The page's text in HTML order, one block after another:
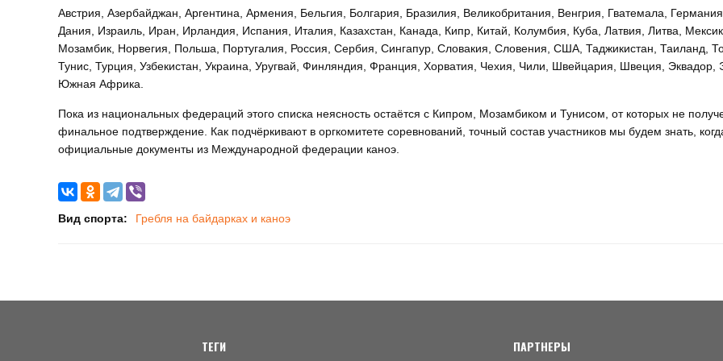
Австрия, Азербайджан, Аргентина, Армения, Бельгия, Болгария, Бразилия, Великобритания, Венгрия, Гватемала,
Дания, Израиль, Иран, Ирландия, Испания, Италия, Казахстан, Канада, Кипр, Китай, Колумбия, Куба, Латвия, Литва,
Мозамбик, Норвегия, Польша, Португалия, Россия, Сербия, Сингапур, Словакия, Словения, США, Таджикистан, Таиланд,
Тунис, Турция, Узбекистан, Украина, Уругвай, Финляндия, Франция, Хорватия, Чехия, Чили, Швейцария, Швеция, Эквадор,
Южная Африка.
Пока из национальных федераций этого списка неясность остаётся с Кипром, Мозамбиком и Тунисом, от которых не
финальное подтверждение. Как подчёркивают в оргкомитете соревнований, точный состав участников мы будем знать,
официальные документы из Международной федерации каноэ.
Вид спорта: Гребля на байдарках и каноэ
ТЕГИ ПАРТНЕРЫ